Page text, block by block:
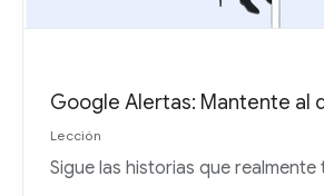
Google Alertas: Mantente al
Lección
Sigue las historias que realmente